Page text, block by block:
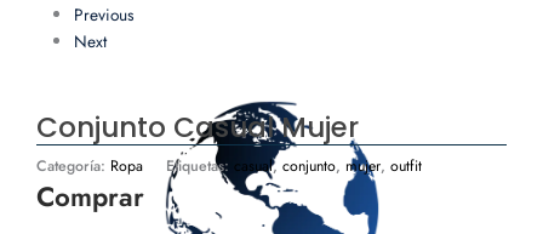
Previous
Next
Conjunto Casual Mujer
Categoría: Ropa Etiquetas: casual, conjunto, mujer, outfit
Comprar